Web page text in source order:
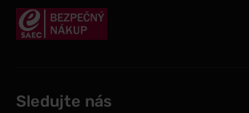
Sledujte nás